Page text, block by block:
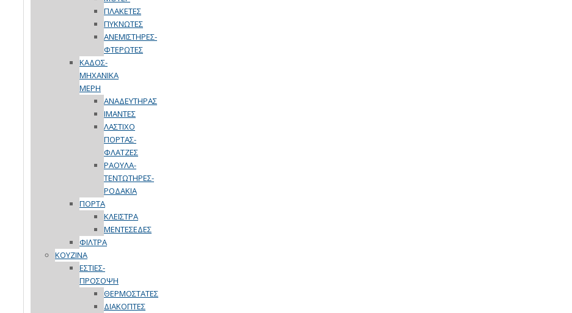
ΠΛΑΚΕΤΕΣ
ΠΥΚΝΩΤΕΣ
ΑΝΕΜΙΣΤΗΡΕΣ-
ΦΤΕΡΩΤΕΣ
ΚΑΔΟΣ-
ΜΗΧΑΝΙΚΑ
ΜΕΡΗ
ΑΝΑΔΕΥΤΗΡΑΣ
ΙΜΑΝΤΕΣ
ΛΑΣΤΙΧΟ
ΠΟΡΤΑΣ-
ΦΛΑΤΖΕΣ
ΡΑΟΥΛΑ-
ΤΕΝΤΩΤΗΡΕΣ-
ΡΟΔΑΚΙΑ
ΠΟΡΤΑ
ΚΛΕΙΣΤΡΑ
ΜΕΝΤΕΣΕΔΕΣ
ΦΙΛΤΡΑ
ΚΟΥΖΙΝΑ
ΕΣΤΙΕΣ-
ΠΡΟΣΟΨΗ
ΘΕΡΜΟΣΤΑΤΕΣ
ΔΙΑΚΟΠΤΕΣ